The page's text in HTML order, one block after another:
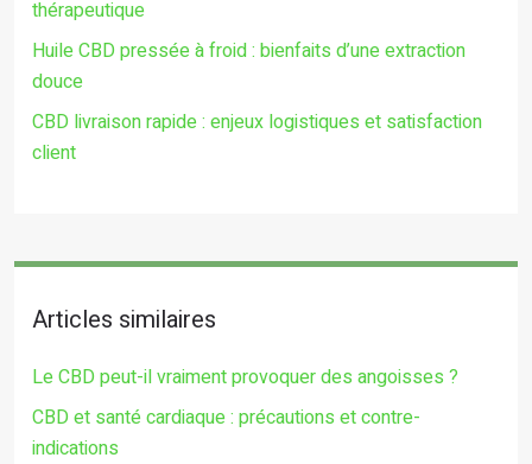
thérapeutique
Huile CBD pressée à froid : bienfaits d’une extraction
douce
CBD livraison rapide : enjeux logistiques et satisfaction
client
Articles similaires
Le CBD peut-il vraiment provoquer des angoisses ?
CBD et santé cardiaque : précautions et contre-
indications